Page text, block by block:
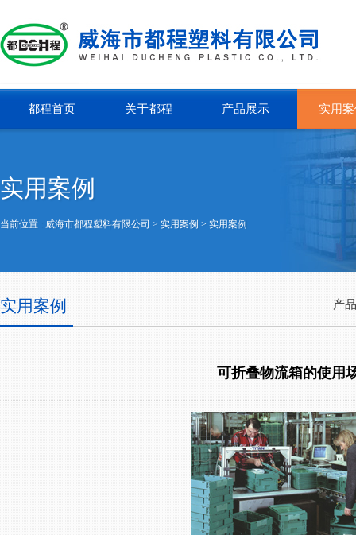
都程首页 关于都程 产品展示 实用
实用案例
当前位置 : 威海市都程塑料有限公司 > 实用案例 > 实用案例
实用案例 产
可折叠物流箱的使用